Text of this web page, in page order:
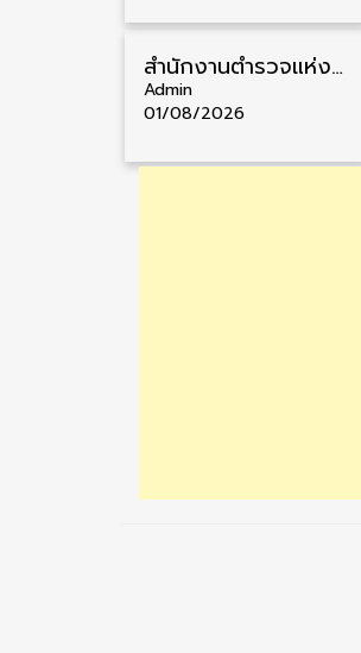
สำนักงานตำรวจแห่งชาติ รับสมัครสอบนายสิบตำรวจ วุฒิ ม.6/ปวช. 6,000 อัตรา รับสมัคร 8 – 19 สิงหาคม
Admin
01/08/2026